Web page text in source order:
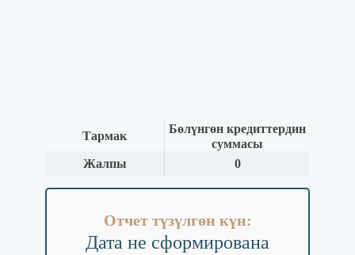
Тармак
Бөлүнгөн кредиттердин
суммасы
Жалпы
0
Отчет түзүлгөн күн:
Дата не сформирована